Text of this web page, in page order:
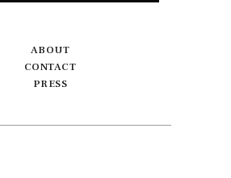
ABOUT
CONTACT
PRESS